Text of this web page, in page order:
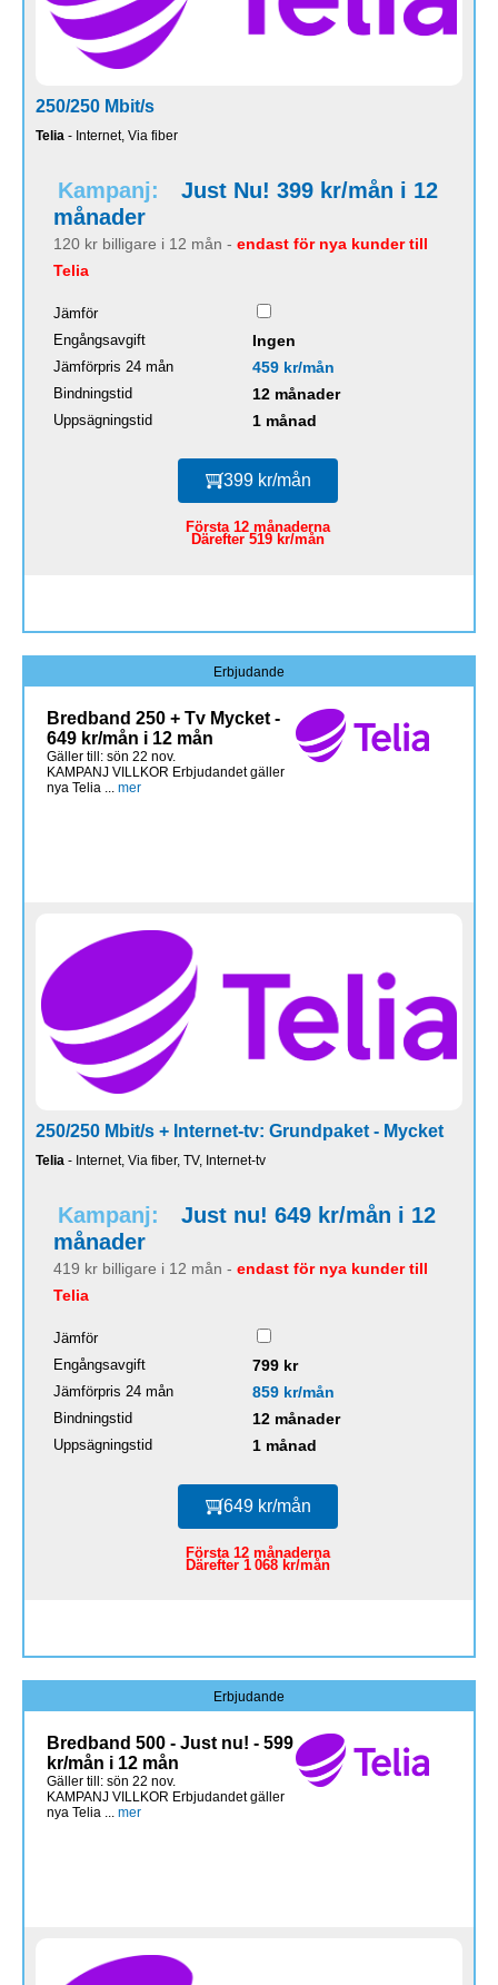
250/250 Mbit/s
Telia - Internet, Via fiber
Kampanj:
Just Nu! 399 kr/mån i 12
månader
120 kr billigare i 12 mån - endast för nya kunder till
Telia
Jämför
Engångsavgift
Ingen
Jämförpris 24 mån 459 kr/mån
Bindningstid 12 månader
Uppsägningstid 1 månad
399 kr/mån
Första 12 månaderna
Därefter 519 kr/mån
Erbjudande
Bredband 250 + Tv Mycket -
649 kr/mån i 12 mån
Gäller till: sön 22 nov.
KAMPANJ VILLKOR Erbjudandet gäller
nya Telia ... mer
250/250 Mbit/s + Internet-tv: Grundpaket - Mycket
Telia - Internet, Via fiber, TV, Internet-tv
Kampanj:
Just nu! 649 kr/mån i 12
månader
419 kr billigare i 12 mån - endast för nya kunder till
Telia
Jämför
Engångsavgift
799 kr
Jämförpris 24 mån 859 kr/mån
Bindningstid 12 månader
Uppsägningstid 1 månad
649 kr/mån
Första 12 månaderna
Därefter 1 068 kr/mån
Erbjudande
Bredband 500 - Just nu! - 599
kr/mån i 12 mån
Gäller till: sön 22 nov.
KAMPANJ VILLKOR Erbjudandet gäller
nya Telia ... mer